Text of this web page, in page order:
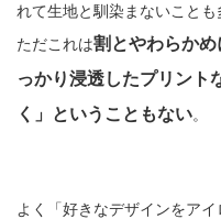
れて生地と馴染まないことも
ただこれは割とやわらか
っかり浸透したプリント
く」ということもない。
よく「好きなデザインをア